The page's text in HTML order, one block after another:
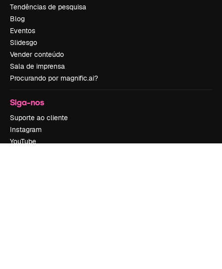
Tendências de pesquisa
Blog
Eventos
Slidesgo
Vender conteúdo
Sala de imprensa
Procurando por magnific.ai?
Siga-nos
Suporte ao cliente
Instagram
YouTube